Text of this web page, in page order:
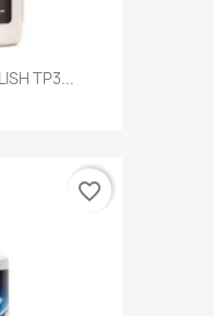
TP3...
favorite_border